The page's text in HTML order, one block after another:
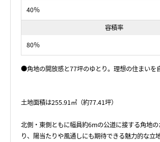
40％
容積率
80％
●角地の開放感と77坪のゆとり。理想の住まい
土地面積は255.91㎡（約77.41坪）
北側・東側ともに幅員約6mの公道に接する角地
り、陽当たりや風通しにも期待できる魅力的な立地